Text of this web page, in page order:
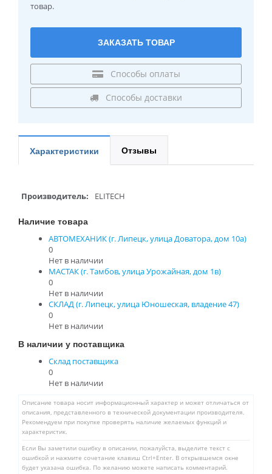
товар.
ЗАКАЗАТЬ ТОВАР
Способы оплаты
Способы доставки
Характеристики Отзывы
Производитель: ELITECH
Наличие товара
АВТОМЕХАНИК (г. Липецк, улица Доватора, дом 10а)
0
Нет в наличии
МАСТАК (г. Тамбов, улица Урожайная, дом 1в)
0
Нет в наличии
СКЛАД (г. Липецк, улица Юношеская, владение 47)
0
Нет в наличии
В наличии у поставщика
Склад поставщика
0
Нет в наличии
Описание товара носит информационный характер и может отличаться от
описания, представленного в технической документации производителя.
Рекомендуем при покупке проверять наличие желаемых функций и
характеристик.
Если Вы заметили ошибку в описании, пожалуйста, выделите текст с
ошибкой и нажмите сочетание клавиш Ctrl+Enter. В открывшемся окне
будет указана ошибка. По желанию можете написать комментарий.